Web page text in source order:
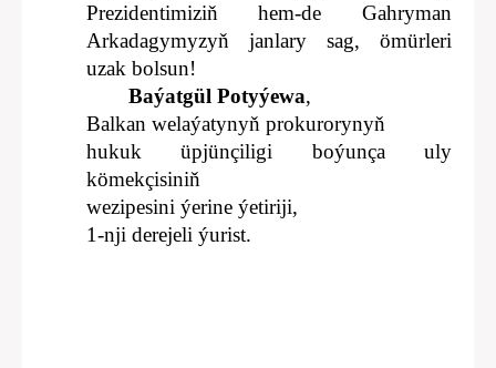
Prezidentimiziň hem-de Gahryman
Arkadagymyzyň janlary sag, ömürleri
uzak bolsun!
Baýatgül Potyýewa,
Balkan welaýatynyň prokurorynyň
hukuk üpjünçiligi boýunça uly
kömekçisiniň
wezipesini ýerine ýetiriji,
1-nji derejeli ýurist.